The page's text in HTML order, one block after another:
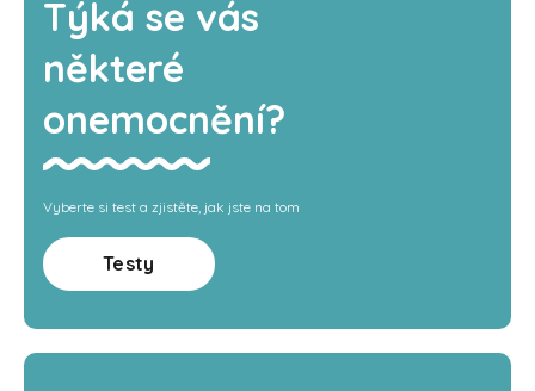
Týká se vás
některé
onemocnění?
Vyberte si test a zjistěte, jak jste na tom
Testy